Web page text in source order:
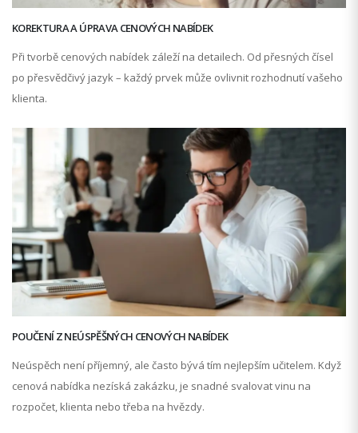
KOREKTURA A ÚPRAVA CENOVÝCH NABÍDEK
Při tvorbě cenových nabídek záleží na detailech. Od přesných čísel
po přesvědčivý jazyk – každý prvek může ovlivnit rozhodnutí vašeho
klienta.
POUČENÍ Z NEÚSPĚŠNÝCH CENOVÝCH NABÍDEK
Neúspěch není příjemný, ale často bývá tím nejlepším učitelem. Když
cenová nabídka nezíská zakázku, je snadné svalovat vinu na
rozpočet, klienta nebo třeba na hvězdy.